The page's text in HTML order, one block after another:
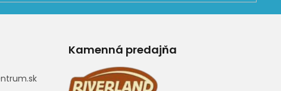
Kamenná predajňa